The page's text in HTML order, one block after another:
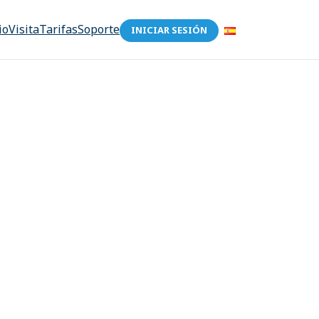
VisitaTarifasSoporte INICIAR SESIÓN